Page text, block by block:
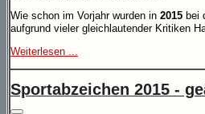
Wie schon im Vorjahr wurden in 2015 bei
aufgrund vieler gleichlautender Kritiken
Weiterlesen ...
Sportabzeichen 2015 -